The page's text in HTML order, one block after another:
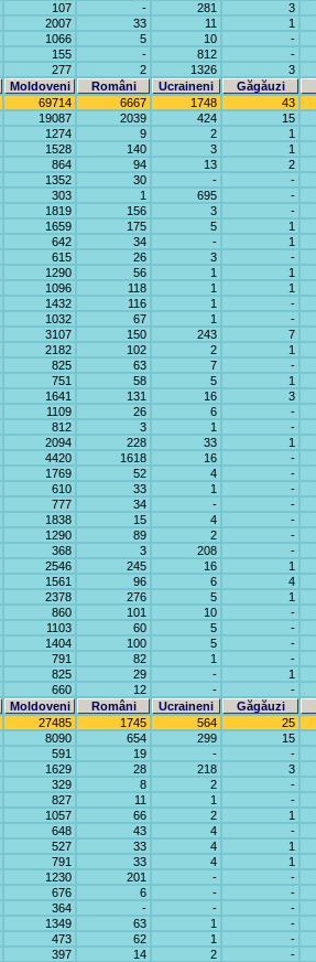
107 - 281
3
2007 33 11
1
1066 5 10
-
155 - 812
-
277 2 1326
3
Moldoveni Români Ucraineni
Găgăuzi
69714 6667 1748
43
19087 2039 424
15
1274 9 2
1
1528 140 3
1
864 94 13
2
1352 30 -
-
303 1 695
-
1819 156 3
-
1659 175 5
1
642 34 -
1
615 26 3
-
1290 56 1
1
1096 118 1
1
1432 116 1
-
1032 67 1
-
3107 150 243
7
2182 102 2
1
825 63 7
-
751 58 5
1
1641 131 16
3
1109 26 6
-
812 3 1
-
2094 228 33
1
4420 1618 16
-
1769 52 4
-
610 33 1
-
777 34 -
-
1838 15 4
-
1290 89 2
-
368 3 208
-
2546 245 16
1
1561 96 6
4
2378 276 5
1
860 101 10
-
1103 60 5
-
1404 100 5
-
791 82 1
-
825 29 -
1
660 12 -
-
Moldoveni Români Ucraineni
Găgăuzi
27485 1745 564
25
8090 654 299
15
591 19 -
-
1629 28 218
3
329 8 2
-
827 11 1
-
1057 66 2
1
648 43 4
-
527 33 4
1
791 33 4
1
1230 201 -
-
676 6 -
-
364 - -
-
1349 63 1
-
473 62 1
-
397 14 2
-